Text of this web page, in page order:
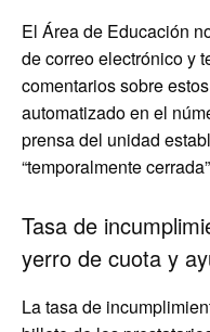
El Área de Educación
de correo electrónico y
comentarios sobre
automatizado en el
prensa del unidad
“temporalmente
Tasa de
yerro de cuota y
La tasa de